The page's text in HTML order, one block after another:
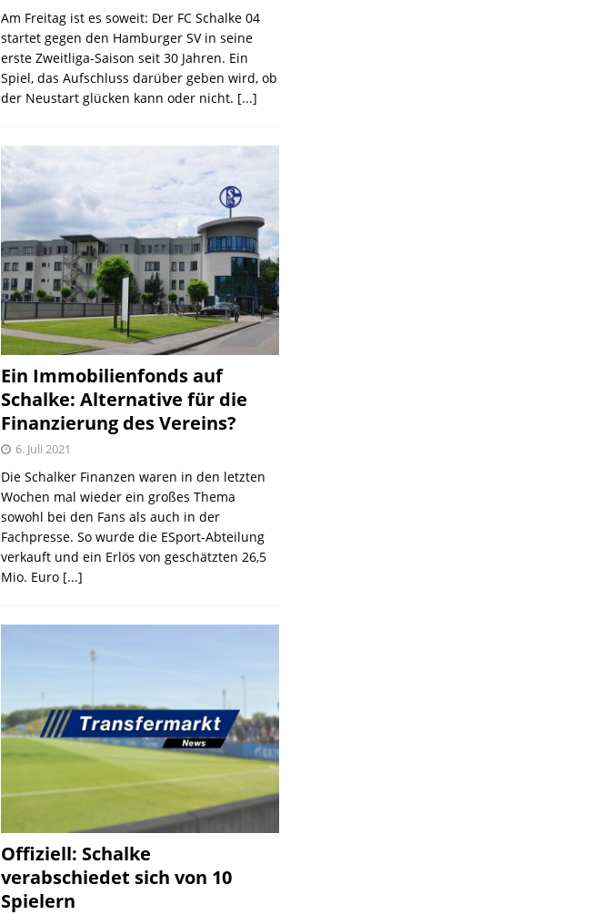
Am Freitag ist es soweit: Der FC Schalke 04
startet gegen den Hamburger SV in seine
erste Zweitliga-Saison seit 30 Jahren. Ein
Spiel, das Aufschluss darüber geben wird, ob
der Neustart glücken kann oder nicht. [...]
Ein Immobilienfonds auf
Schalke: Alternative für die
Finanzierung des Vereins?
6. Juli 2021
Die Schalker Finanzen waren in den letzten
Wochen mal wieder ein großes Thema
sowohl bei den Fans als auch in der
Fachpresse. So wurde die ESport-Abteilung
verkauft und ein Erlös von geschätzten 26,5
Mio. Euro [...]
Offiziell: Schalke
verabschiedet sich von 10
Spielern